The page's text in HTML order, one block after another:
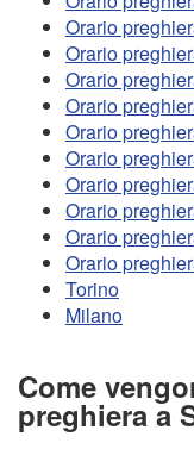
Orario
Orario
Orario
Orario
Orario
Orario
Orario
Orario
Orario
Orario
Torino
Milano
Come
preghiera a